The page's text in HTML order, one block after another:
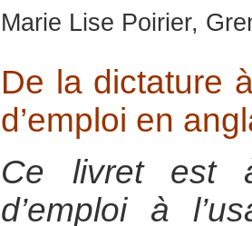
Marie Lise Poirier,
De la dictature
d’emploi en
Ce livret est
d’emploi à